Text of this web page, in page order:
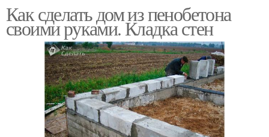
Как сделать дом из пенобетона
своими руками. Кладка стен